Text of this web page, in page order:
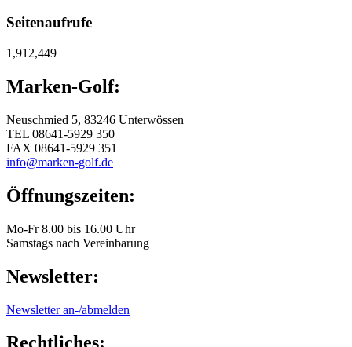
Seitenaufrufe
1,912,449
Marken-Golf:
Neuschmied 5, 83246 Unterwössen
TEL 08641-5929 350
FAX 08641-5929 351
info@marken-golf.de
Öffnungszeiten:
Mo-Fr 8.00 bis 16.00 Uhr
Samstags nach Vereinbarung
Newsletter:
Newsletter an-/abmelden
Rechtliches: